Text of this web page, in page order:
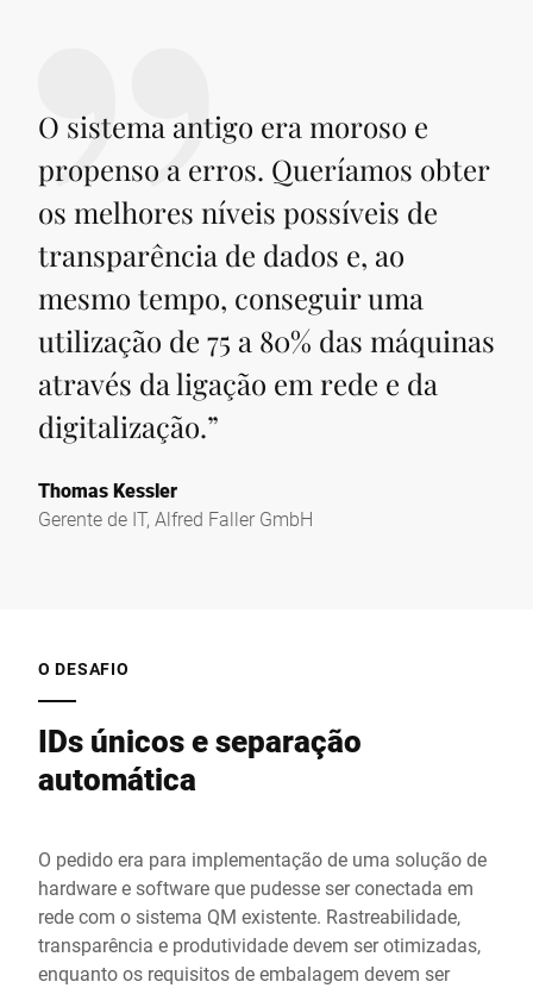
O sistema antigo era moroso e
propenso a erros. Queríamos obter
os melhores níveis possíveis de
transparência de dados e, ao
mesmo tempo, conseguir uma
utilização de 75 a 80% das máquinas
através da ligação em rede e da
digitalização.”
Thomas Kessler
Gerente de IT, Alfred Faller GmbH
O DESAFIO
IDs únicos e separação
automática
O pedido era para implementação de uma solução de
hardware e software que pudesse ser conectada em
rede com o sistema QM existente. Rastreabilidade,
transparência e produtividade devem ser otimizadas,
enquanto os requisitos de embalagem devem ser